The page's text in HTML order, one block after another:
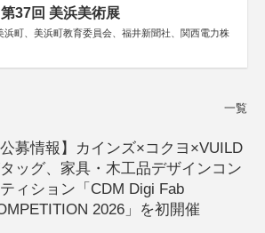
37回 美浜美術展
浜町、美浜町教育委員会、福井新聞社、関西電力株
一覧
公募情報】カインズ×コクヨ×VUILD
ッグ、家具・木工品デザインコン
ィション「CDM Digi Fab
2026」を初開催